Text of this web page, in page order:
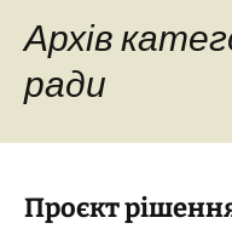
Архів
ради
Проєкт